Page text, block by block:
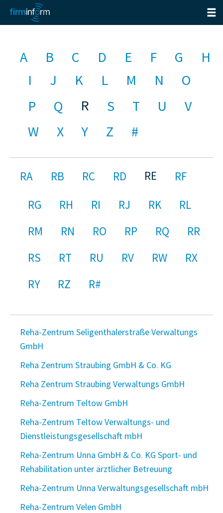
A B C D E F G
H
I
J K L M N
O
P
Q R S T U
V
W
X Y Z #
RA RB RC RD RE
RF
RG
RH RI RJ RK
RL
RM
RN RO RP RQ
RR
RS
RT RU RV RW
RX
RY
RZ R#
Reha-Zentrum Seligenthalerstraße Verwaltungs
GmbH
Reha Zentrum Straubing GmbH & Co. KG
Reha Zentrum Straubing Verwaltungs GmbH
Reha-Zentrum Teltow GmbH
Reha-Zentrum Teltow Verwaltungs- und
Dienstleistungsgesellschaft mbH
Reha-Zentrum Unna GmbH & Co. KG Sport- und
Rehabilitation unter ärztlicher Betreuung
Reha-Zentrum Unna Verwaltungsgesellschaft mbH
Reha-Zentrum Velen GmbH